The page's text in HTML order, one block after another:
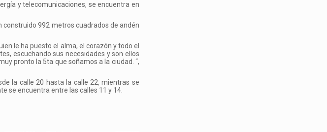
y telecomunicaciones, se encuentra en
construido 992 metros cuadrados de andén
le ha puesto el alma, el corazón y todo el
escuchando sus necesidades y son ellos
pronto la 5ta que soñamos a la ciudad. “,
la calle 20 hasta la calle 22, mientras se
se encuentra entre las calles 11 y 14.